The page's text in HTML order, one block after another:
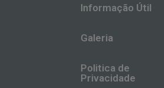
Informação Útil
Galeria
Politica de
Privacidade